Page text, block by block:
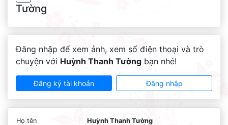
Tường
Đăng nhập để xem ảnh, xem số điện thoại và trò
chuyện với Huỳnh Thanh Tường bạn nhé!
Đăng ký tài khoản Đăng nhập
Họ tên Huỳnh Thanh Tường